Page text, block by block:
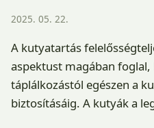
2025. 05. 22.
A kutyatartás
aspektust magában
táplálkozástól egészen a
biztosításáig. A kutyák a